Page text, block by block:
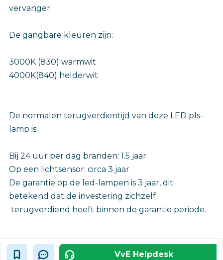
vervanger.
De gangbare kleuren zijn:
3000K (830) warmwit
4000K(840) helderwit
De normalen terugverdientijd van deze LED pls-
lamp is:
Bij 24 uur per dag branden: 1.5 jaar
Op een lichtsensor: circa 3 jaar
De garantie op de led-lampen is 3 jaar, dit
betekend dat de investering zichzelf
terugverdiend heeft binnen de garantie periode.
VvE Helpdesk